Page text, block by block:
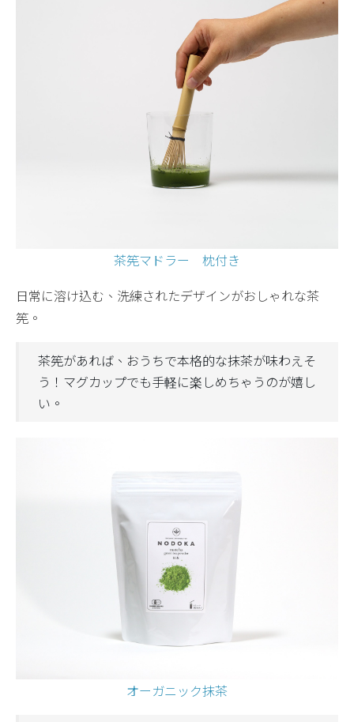
茶筅マドラー 枕付き
日常に溶け込む、洗練されたデザインがおしゃれな茶
筅。
茶筅があれば、おうちで本格的な抹茶が味わえそ
う！マグカップでも手軽に楽しめちゃうのが嬉し
い。
オーガニック抹茶